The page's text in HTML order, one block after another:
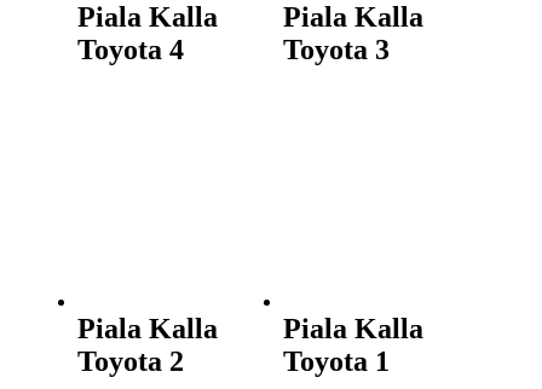
Piala Kalla
Toyota 4
Piala Kalla
Toyota 3
Piala Kalla
Toyota 2
Piala Kalla
Toyota 1